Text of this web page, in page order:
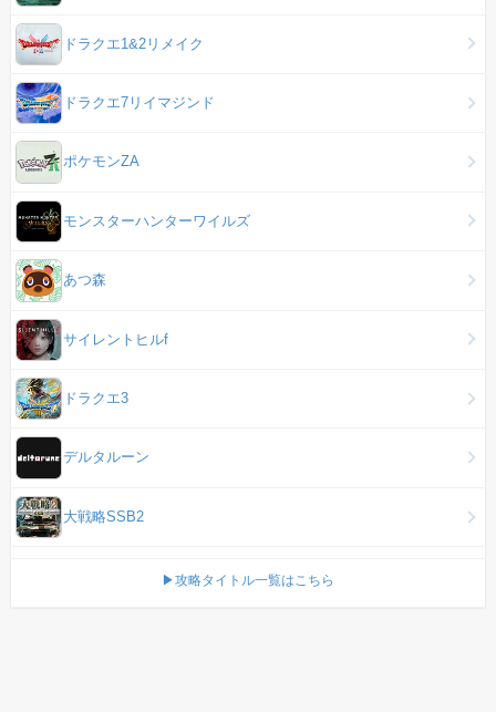
ドラクエ1&2リメイク
ドラクエ7リイマジンド
ポケモンZA
モンスターハンターワイルズ
あつ森
サイレントヒルf
ドラクエ3
デルタルーン
大戦略SSB2
▶攻略タイトル一覧はこちら